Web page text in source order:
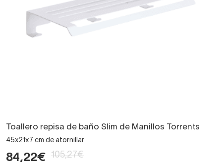
Toallero repisa de baño Slim de Manillos Torrents
45x21x7 cm de atornillar
84,22€ 105,27€